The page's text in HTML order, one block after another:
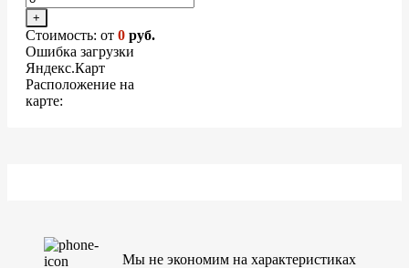
+
Стоимость: от 0 руб.
Ошибка загрузки
Яндекс.Карт
Расположение на
карте:
Мы не экономим на характеристиках